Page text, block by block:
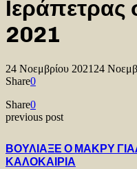
2021
24 Νοεμβρίου 2021 24
Share0
Share0
previous post
ΒΟΥΛΙΑΞΕ Ο ΜΑΚΡΥ
ΚΑΛΟΚΑΙΡΙΑ